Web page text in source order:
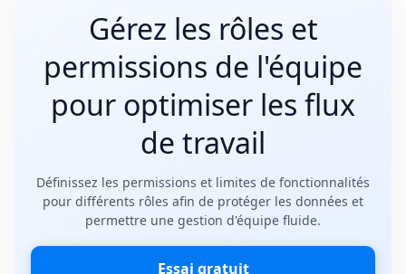
Gérez les rôles et
permissions de l'équipe
pour optimiser les flux
de travail
Définissez les permissions et limites de fonctionnalités
pour différents rôles afin de protéger les données et
permettre une gestion d'équipe fluide.
Essai gratuit